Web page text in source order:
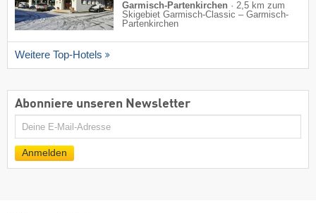
Garmisch-Partenkirchen · 2,5 km zum
Skigebiet Garmisch-Classic – Garmisch-
Partenkirchen
Weitere Top-Hotels
Abonniere unseren Newsletter
E-
Anmelden